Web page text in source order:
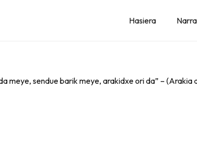
Hasiera
meye, sendue barik meye, arakidxe ori da” –